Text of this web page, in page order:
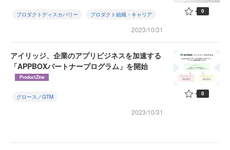
プロダクトディスカバリー プロダクト組織・キャリア
2023/10/31
0
アイリッジ、企業のアプリビジネスを加速する
「APPBOXパートナープログラム」を開始
ProductZine
グロース／GTM
2023/10/31
0